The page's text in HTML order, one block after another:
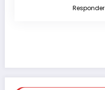
Responder